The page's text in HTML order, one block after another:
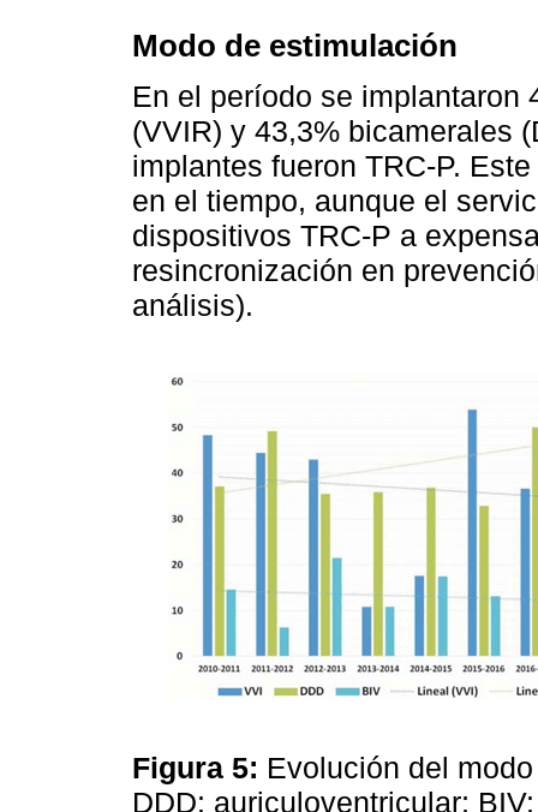
Modo de estimulación
En el período se implantaron
(VVIR) y 43,3% bicamerales
implantes fueron TRC-P.
en el tiempo, aunque el
dispositivos TRC-P a
resincronización en
análisis).
Figura 5: Evolución del
DDD: auriculoventricular;